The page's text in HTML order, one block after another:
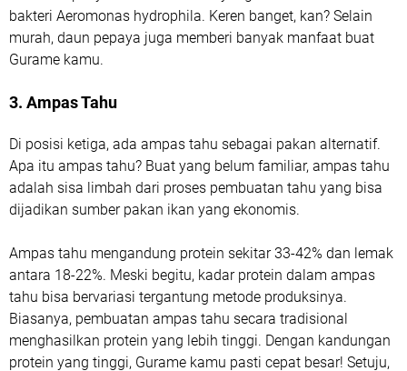
bakteri Aeromonas hydrophila. Keren banget, kan? Selain
murah, daun pepaya juga memberi banyak manfaat buat
Gurame kamu.
3. Ampas Tahu
Di posisi ketiga, ada ampas tahu sebagai pakan alternatif.
Apa itu ampas tahu? Buat yang belum familiar, ampas tahu
adalah sisa limbah dari proses pembuatan tahu yang bisa
dijadikan sumber pakan ikan yang ekonomis.
Ampas tahu mengandung protein sekitar 33-42% dan lemak
antara 18-22%. Meski begitu, kadar protein dalam ampas
tahu bisa bervariasi tergantung metode produksinya.
Biasanya, pembuatan ampas tahu secara tradisional
menghasilkan protein yang lebih tinggi. Dengan kandungan
protein yang tinggi, Gurame kamu pasti cepat besar! Setuju,